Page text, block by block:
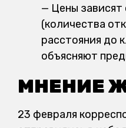
— Цены
(количества
расстояния до
объясняют
МНЕНИЕ
23 февраля